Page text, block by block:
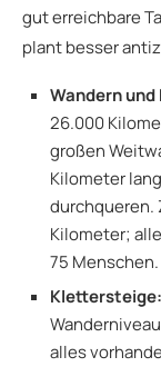
gut erreichbare
plant besser
Wandern
26.000
großen
Kilometer
durchqueren.
Kilometer;
75 Menschen.
Klettersteige:
alles